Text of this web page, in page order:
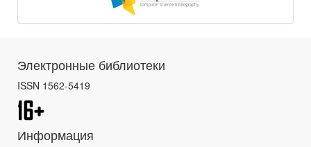
Электронные библиотеки
ISSN 1562-5419
Информация